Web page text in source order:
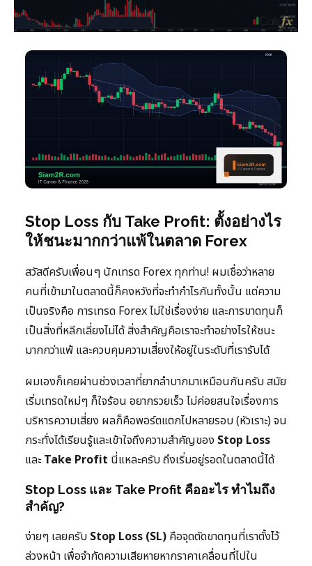
Stop Loss กับ Take Profit: ตั้งอย่างไร
ให้ชนะมากกว่าแพ้ในตลาด Forex
สวัสดีครับเพื่อนๆ นักเทรด Forex ทุกท่าน! ผมเชื่อว่าหลาย
คนที่เข้ามาในตลาดนี้ก็คงหวังที่จะทำกำไรกันทั้งนั้น แต่ความ
เป็นจริงคือ การเทรด Forex ไม่ใช่เรื่องง่าย และการขาดทุนก็
เป็นสิ่งที่หลีกเลี่ยงไม่ได้ สิ่งสำคัญคือเราจะทำอย่างไรให้ชนะ
มากกว่าแพ้ และควบคุมความเสี่ยงให้อยู่ในระดับที่เรารับได้
ผมเองก็เคยผ่านช่วงเวลาที่ยากลำบากมาเหมือนกันครับ สมัย
เริ่มเทรดใหม่ๆ ก็ใจร้อน อยากรวยเร็ว ไม่ค่อยสนใจเรื่องการ
บริหารความเสี่ยง ผลก็คือพอร์ตแตกไปหลายรอบ (หัวเราะ) จน
กระทั่งได้เรียนรู้และเข้าใจถึงความสำคัญของ Stop Loss
และTake Profit นี่แหละครับ ถึงเริ่มอยู่รอดในตลาดนี้ได้
Stop Loss และ Take Profit คืออะไร ทำไมถึง
สำคัญ?
ง่ายๆ เลยครับ Stop Loss (SL) คือจุดตัดขาดทุนที่เราตั้งไว้
ล่วงหน้า เพื่อจำกัดความเสียหายหากราคาเคลื่อนที่ไปใน